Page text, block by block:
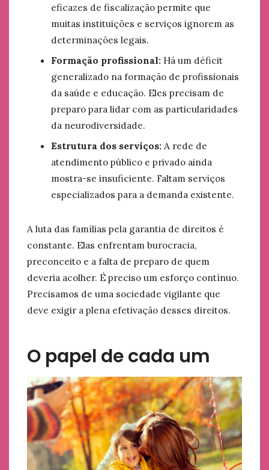
eficazes de fiscalização permite que
muitas instituições e serviços ignorem as
determinações legais.
Formação profissional: Há um déficit
generalizado na formação de profissionais
da saúde e educação. Eles precisam de
preparo para lidar com as particularidades
da neurodiversidade.
Estrutura dos serviços: A rede de
atendimento público e privado ainda
mostra-se insuficiente. Faltam serviços
especializados para a demanda existente.
A luta das famílias pela garantia de direitos é
constante. Elas enfrentam burocracia,
preconceito e a falta de preparo de quem
deveria acolher. É preciso um esforço contínuo.
Precisamos de uma sociedade vigilante que
deve exigir a plena efetivação desses direitos.
O papel de cada um